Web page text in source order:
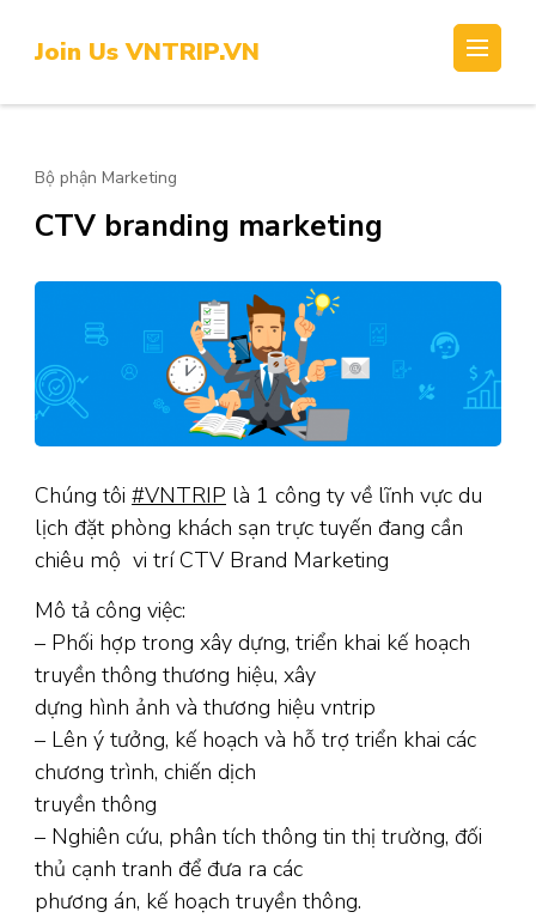
(Press
Join Us VNTRIP.VN
Bộ phận Marketing
CTV branding marketing
Chúng tôi #VNTRIP là 1 công ty về lĩnh vực du
lịch đặt phòng khách sạn trực tuyến đang cần
chiêu mộ vi trí CTV Brand Marketing
Mô tả công việc:
– Phối hợp trong xây dựng, triển khai kế hoạch
truyền thông thương hiệu, xây
dựng hình ảnh và thương hiệu vntrip
– Lên ý tưởng, kế hoạch và hỗ trợ triển khai các
chương trình, chiến dịch
truyền thông
– Nghiên cứu, phân tích thông tin thị trường, đối
thủ cạnh tranh để đưa ra các
phương án, kế hoạch truyền thông.